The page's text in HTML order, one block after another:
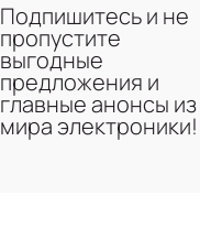
Подпишитесь и не
пропустите
выгодные
предложения и
главные анонсы из
мира электроники!